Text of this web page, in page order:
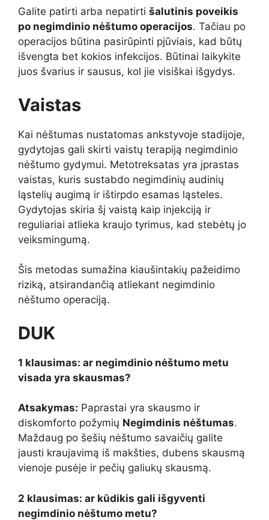
Galite patirti arba nepatirti šalutinis poveikis
po negimdinio nėštumo operacijos. Tačiau po
operacijos būtina pasirūpinti pjūviais, kad būtų
išvengta bet kokios infekcijos. Būtinai laikykite
juos švarius ir sausus, kol jie visiškai išgydys.
Vaistas
Kai nėštumas nustatomas ankstyvoje stadijoje,
gydytojas gali skirti vaistų terapiją negimdinio
nėštumo gydymui. Metotreksatas yra įprastas
vaistas, kuris sustabdo negimdinių audinių
ląstelių augimą ir ištirpdo esamas ląsteles.
Gydytojas skiria šį vaistą kaip injekciją ir
reguliariai atlieka kraujo tyrimus, kad stebėtų jo
veiksmingumą.
Šis metodas sumažina kiaušintakių pažeidimo
riziką, atsirandančią atliekant negimdinio
nėštumo operaciją.
DUK
1 klausimas: ar negimdinio nėštumo metu
visada yra skausmas?
Atsakymas: Paprastai yra skausmo ir
diskomforto požymių Negimdinis nėštumas.
Maždaug po šešių nėštumo savaičių galite
jausti kraujavimą iš makšties, dubens skausmą
vienoje pusėje ir pečių galiukų skausmą.
2 klausimas: ar kūdikis gali išgyventi
negimdinio nėštumo metu?